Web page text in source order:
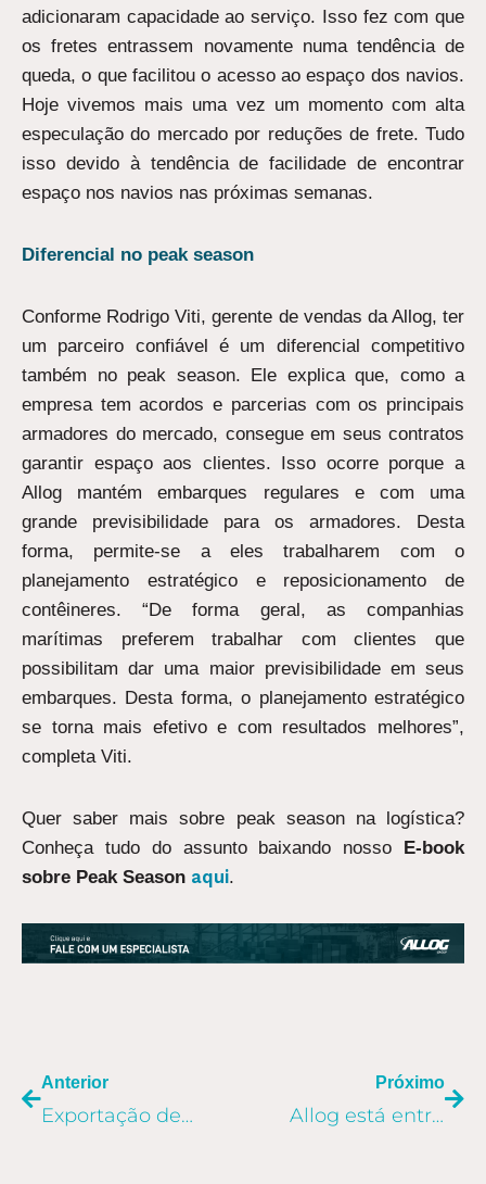
adicionaram capacidade ao serviço. Isso fez com que
os fretes entrassem novamente numa tendência de
queda, o que facilitou o acesso ao espaço dos navios.
Hoje vivemos mais uma vez um momento com alta
especulação do mercado por reduções de frete. Tudo
isso devido à tendência de facilidade de encontrar
espaço nos navios nas próximas semanas.
Diferencial no peak season
Conforme Rodrigo Viti, gerente de vendas da Allog, ter
um parceiro confiável é um diferencial competitivo
também no peak season. Ele explica que, como a
empresa tem acordos e parcerias com os principais
armadores do mercado, consegue em seus contratos
garantir espaço aos clientes. Isso ocorre porque a
Allog mantém embarques regulares e com uma
grande previsibilidade para os armadores. Desta
forma, permite-se a eles trabalharem com o
planejamento estratégico e reposicionamento de
contêineres. “De forma geral, as companhias
marítimas preferem trabalhar com clientes que
possibilitam dar uma maior previsibilidade em seus
embarques. Desta forma, o planejamento estratégico
se torna mais efetivo e com resultados melhores”,
completa Viti.
Quer saber mais sobre peak season na logística?
Conheça tudo do assunto baixando nosso E-book
sobre Peak Season aqui.
Anterior
Exportação de barcos é alternativa para fabricantes nacionais
Próximo
Allog está entre as melhores empresas para se trabalhar no Brasil